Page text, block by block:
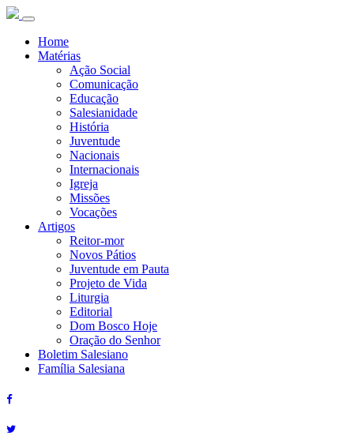
Home
Matérias
Ação Social
Comunicação
Educação
Salesianidade
História
Juventude
Nacionais
Internacionais
Igreja
Missões
Vocações
Artigos
Reitor-mor
Novos Pátios
Juventude em Pauta
Projeto de Vida
Liturgia
Editorial
Dom Bosco Hoje
Oração do Senhor
Boletim Salesiano
Família Salesiana